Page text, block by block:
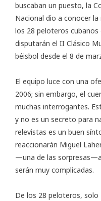
buscaban un puesto, la
Nacional dio a conocer la
los 28 peloteros cubanos
disputarán el II Clásico
béisbol desde el 8 de
El equipo luce con una
2006; sin embargo, el
muchas interrogantes.
y no es un secreto para
relevistas es un buen
reaccionarán Miguel
—una de las
serán muy complicadas.
De los 28 peloteros, solo